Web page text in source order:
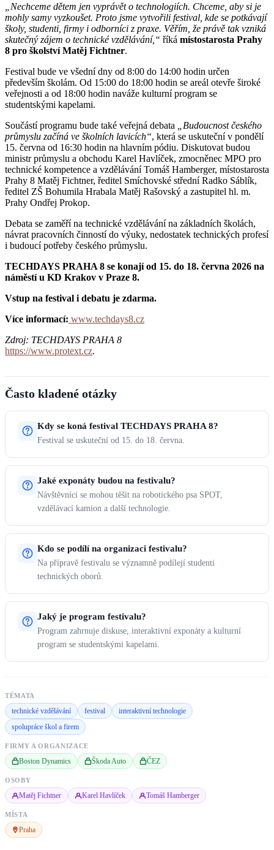
„Nechceme dětem jen vyprávět o technologiích. Chceme, aby si je
mohly samy vyzkoušet. Proto jsme vytvořili festival, kde se potkávají
školy, studenti, firmy i odborníci z praxe. Věřím, že právě tak vzniká
skutečný zájem o technické vzdělávání,“ říká místostarosta Prahy
8 pro školství Matěj Fichtner.
Festival bude ve všední dny od 8:00 do 14:00 hodin určen
především školám. Od 15:00 do 18:00 hodin se areál otevře široké
veřejnosti a od 18:00 hodin naváže kulturní program se
studentskými kapelami.
Součástí programu bude také veřejná debata
„Budoucnost českého
průmyslu začíná ve školních lavicích“, která se uskuteční v pondělí
15. června od 16:30 hodin na hlavním pódiu. Diskutovat budou
ministr průmyslu a obchodu Karel Havlíček, zmocněnec MPO pro
technické kompetence a vzdělávání Tomáš Hamberger, místostarosta
Prahy 8 Matěj Fichtner, ředitel Smíchovské střední Radko Sáblík,
ředitel ZŠ Bohumila Hrabala Matěj Rašovský a zastupitel hl. m.
Prahy Ondřej Prokop.
Debata se zaměří na technické vzdělávání na základních školách,
návrat pracovních činností do výuky, nedostatek technických profesí
i budoucí potřeby českého průmyslu.
TECHDAYS PRAHA 8 se konají od 15. do 18. června 2026 na
náměstí u KD Krakov v Praze 8.
Vstup na festival i debatu je zdarma.
Více informací: www.techdays8.cz
Zdroj: TECHDAYS PRAHA 8
https://www.protext.cz.
Často kladené otázky
Kdy se koná festival TECHDAYS PRAHA 8?
Festival se uskuteční od 15. do 18. června.
Jaké exponáty budou na festivalu?
Návštěvníci se mohou těšit na robotického psa SPOT,
vzdělávací kamion a další technologie.
Kdo se podílí na organizaci festivalu?
Na přípravě festivalu se významně podílejí studenti
technických oborů.
Jaký je program festivalu?
Program zahrnuje diskuse, interaktivní exponáty a kulturní
program se studentskými kapelami.
TÉMATA
technické vzdělávání festival
interaktivní technologie
spolupráce škol a firem
FIRMY A ORGANIZACE
Boston Dynamics Škoda Auto ČEZ
OSOBY
Matěj Fichtner Karel Havlíček Tomáš Hamberger
MÍSTA
Praha